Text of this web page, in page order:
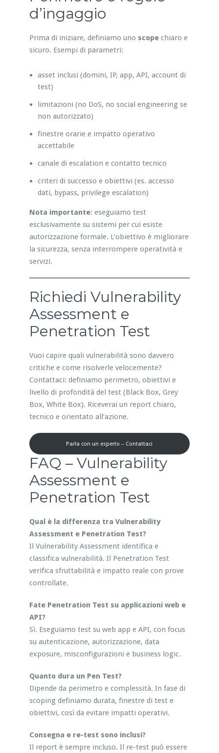
d’ingaggio
Prima di iniziare, definiamo uno scopechiaro e
sicuro. Esempi di parametri:
asset inclusi (domini, IP, app, API, account di
test)
limitazioni (no DoS, no social engineering se
non autorizzato)
finestre orarie e impatto operativo
accettabile
canale di escalation e contatto tecnico
criteri di successo e obiettivi (es. accesso
dati, bypass, privilege escalation)
Nota importante: eseguiamo test
esclusivamente su sistemi per cui esiste
autorizzazione formale. L’obiettivo è migliorare
la sicurezza, senza interrompere operatività e
servizi.
Richiedi Vulnerability
Assessment e
Penetration Test
Vuoi capire quali vulnerabilità sono davvero
critiche e come risolverle velocemente?
Contattaci: definiamo perimetro, obiettivi e
livello di profondità del test (Black Box, Grey
Box, White Box). Riceverai un report chiaro,
tecnico e orientato all’azione.
Parla con un esperto – Contattaci
FAQ – Vulnerability
Assessment e
Penetration Test
Qual è la differenza tra Vulnerability
Assessment e Penetration Test?
Il Vulnerability Assessment identifica e
classifica vulnerabilità. Il Penetration Test
verifica sfruttabilità e impatto reale con prove
controllate.
Fate Penetration Test su applicazioni web e
API?
Sì. Eseguiamo test su web app e API, con focus
su autenticazione, autorizzazione, data
exposure, misconfigurazioni e business logic.
Quanto dura un Pen Test?
Dipende da perimetro e complessità. In fase di
scoping definiamo durata, finestre di test e
obiettivi, così da evitare impatti operativi.
Consegna e re-test sono inclusi?
Il report è sempre incluso. Il re-test può essere